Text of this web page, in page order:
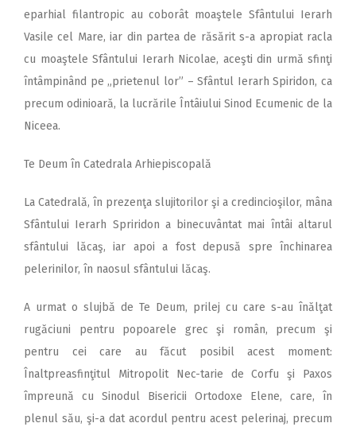
eparhial filantropic au coborât moaştele Sfântului Ierarh
Vasile cel Mare, iar din partea de răsărit s-a apropiat racla
cu moaştele Sfântului Ierarh Nicolae, aceşti din urmă sfinţi
întâmpinând pe „prietenul lor” – Sfântul Ierarh Spiridon, ca
precum odinioară, la lucrările Întâiului Sinod Ecumenic de la
Niceea.
Te Deum în Catedrala Arhiepiscopală
La Catedrală, în prezenţa slujitorilor şi a credincioşilor, mâna
Sfântului Ierarh Spriridon a binecuvântat mai întâi altarul
sfântului lăcaş, iar apoi a fost depusă spre închinarea
pelerinilor, în naosul sfântului lăcaş.
A urmat o slujbă de Te Deum, prilej cu care s-au înălţat
rugăciuni pentru popoarele grec şi român, precum şi
pentru cei care au făcut posibil acest moment:
Înaltpreasfinţitul Mitropolit Nec-tarie de Corfu şi Paxos
împreună cu Sinodul Bisericii Ortodoxe Elene, care, în
plenul său, şi-a dat acordul pentru acest pelerinaj, precum